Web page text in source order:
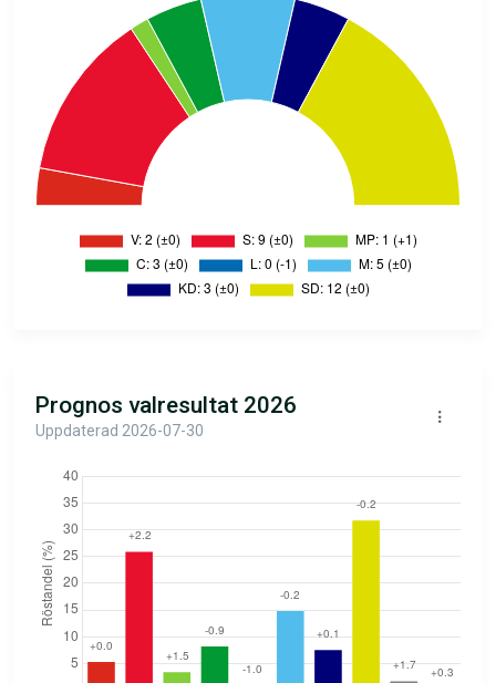
Prognos valresultat 2026
Uppdaterad 2026-07-30